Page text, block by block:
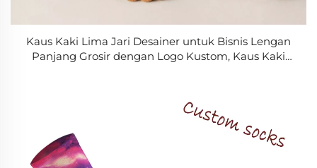
Kaus Kaki Lima Jari Desainer untuk Bisnis Lengan
Panjang Grosir dengan Logo Kustom, Kaus Kaki